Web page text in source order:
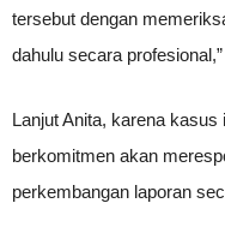
tersebut dengan
dahulu secara
Lanjut Anita, karena
berkomitmen akan
perkembangan laporan